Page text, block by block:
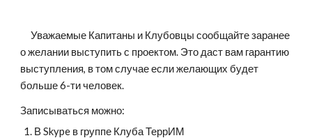
     Уважаемые Капитаны и Клубовцы сообщайте заранее
о желании выступить с проектом. Это даст вам гарантию
выступления, в том случае если желающих будет
больше 6-ти человек.
Записываться можно:
В Skype в группе Клуба ТеррИМ